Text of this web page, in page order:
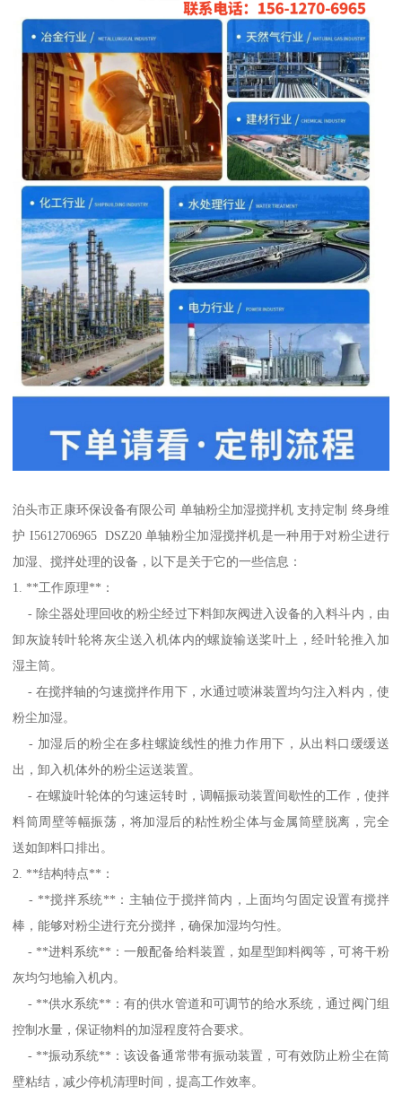
泊头市正康环保设备有限公司 单轴粉尘加湿搅拌机 支持定制 终身维
护 I5612706965 DSZ20 单轴粉尘加湿搅拌机是一种用于对粉尘进行
加湿、搅拌处理的设备，以下是关于它的一些信息：
1. **工作原理**：
- 除尘器处理回收的粉尘经过下料卸灰阀进入设备的入料斗内，由
卸灰旋转叶轮将灰尘送入机体内的螺旋输送桨叶上，经叶轮推入加
湿主筒。
- 在搅拌轴的匀速搅拌作用下，水通过喷淋装置均匀注入料内，使
粉尘加湿。
- 加湿后的粉尘在多柱螺旋线性的推力作用下，从出料口缓缓送
出，卸入机体外的粉尘运送装置。
- 在螺旋叶轮体的匀速运转时，调幅振动装置间歇性的工作，使拌
料筒周壁等幅振荡，将加湿后的粘性粉尘体与金属筒壁脱离，完全
送如卸料口排出。
2. **结构特点**：
- **搅拌系统**：主轴位于搅拌筒内，上面均匀固定设置有搅拌
棒，能够对粉尘进行充分搅拌，确保加湿均匀性。
- **进料系统**：一般配备给料装置，如星型卸料阀等，可将干粉
灰均匀地输入机内。
- **供水系统**：有的供水管道和可调节的给水系统，通过阀门组
控制水量，保证物料的加湿程度符合要求。
- **振动系统**：该设备通常带有振动装置，可有效防止粉尘在筒
壁粘结，减少停机清理时间，提高工作效率。